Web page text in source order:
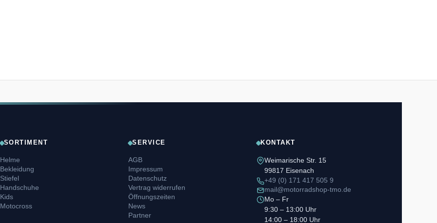
SORTIMENT
Helme
Bekleidung
Stiefel
Handschuhe
Kids
Motocross
SERVICE
AGB
Impressum
Datenschutz
Vertrag widerrufen
Öffnungszeiten
News
Partner
KONTAKT
Weimarische Str. 15
99817 Eisenach
+49 (0) 171 417 505 9
mail@motorradshop-tmo.de
Mo – Fr
9:30 – 13:00 Uhr
14:00 – 18:00 Uhr